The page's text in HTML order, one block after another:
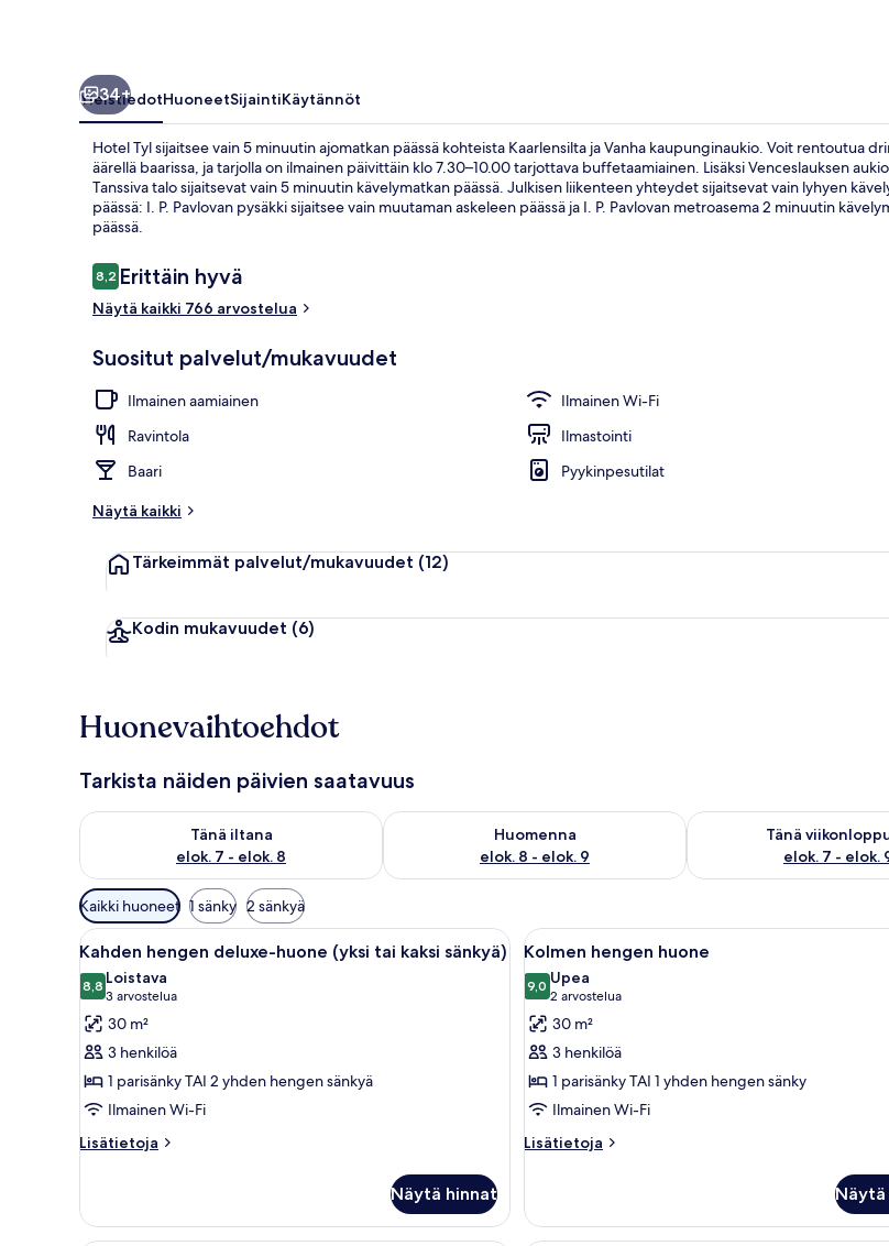
34+
YleistiedotHuoneetSijaintiKäytännöt
Hotel Tyl sijaitsee vain 5 minuutin ajomatkan päässä kohteista Kaarlensilta ja Vanha kaupunginaukio. Voit rentoutua
äärellä baarissa, ja tarjolla on ilmainen päivittäin klo 7.30–10.00 tarjottava buffetaamiainen. Lisäksi Venceslauksen
Tanssiva talo sijaitsevat vain 5 minuutin kävelymatkan päässä. Julkisen liikenteen yhteydet sijaitsevat vain lyhyen
päässä: I. P. Pavlovan pysäkki sijaitsee vain muutaman askeleen päässä ja I. P. Pavlovan metroasema 2 minuutin
päässä.
Arvostelut
8,28,2 kautta 10.
Erittäin hyvä
Näytä kaikki 766 arvostelua
Suositut palvelut/mukavuudet
Ilmainen aamiainen
Ilmainen Wi-Fi
Ravintola
Ilmastointi
Baari
Pyykinpesutilat
Näytä kaikki
Tärkeimmät palvelut/mukavuudet (12)
Kodin mukavuudet (6)
Huonevaihtoehdot
Tarkista näiden päivien saatavuus
Tänä iltana
elok. 7 - elok. 8
Tarkista tämän illan saatavuus elok. 7 - elok. 8
Huomenna
elok. 8 - elok. 9
Tarkista huomisen saatavuus elok. 8 - elok. 9
Tänä
elok. 7 - elok.
Tarkista tämän
Huoneille
saatavilla
olevia
suodattimia
Kaikki huoneet 1 sänky 2 sänkyä
Avaa
kaikki
huonetyypin
Kahden
hengen
deluxe-
huone
(yksi
tai
kuvat
Hotellihuone, jossa on suuri sänky, televisio, lipasto ja peili.
5
Kahden hengen deluxe-huone (yksi tai kaksi sänkyä)
8,88,8 kautta 10
Loistava
3 arvostelua
(3
arvostelua)
30 m²
3 henkilöä
1 parisänky TAI 2 yhden hengen sänkyä
Ilmainen Wi-Fi
Lisätietoja
Lisätietoja
deluxe-
huone
Näytä hinnat
Avaa
kaikki
huonetyypin
Kolmen
hengen
huone
kuvat
Hotellihuone, jossa on
6
Kolmen hengen huone
9,09,0 kautta 10
Upea
2 arvostelua
(2
arvostelua)
30 m²
3 henkilöä
1 parisänky TAI 1 yhden hengen sänky
Ilmainen Wi-Fi
Lisätietoja
Lisätietoja
huone